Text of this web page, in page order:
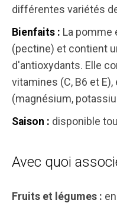
différentes variétés
Bienfaits : La pomme
(pectine) et contient
d'antioxydants. Elle
vitamines (C, B6 et
(magnésium,
Saison : disponible
Avec quoi
Fruits et légumes :